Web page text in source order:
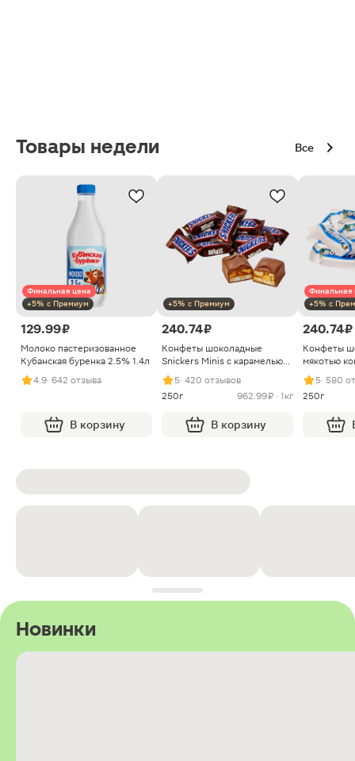
Товары недели Все
Финальная цена
+5% с Премиум
129.99 ₽
Молоко пастеризованное
Кубанская буренка 2.5% 1.4л
4.9· 642 отзыва
В корзину
+5% с Премиум
240.74 ₽
Конфеты шоколадные
Snickers Minis с карамелью
арахисом и нугой
5· 420 отзывов
250г
962.99 ₽ · 1кг
В корзину
Финальная
+5% с
240.74 ₽
Конфеты
мякотью
5· 580
250г
Новинки